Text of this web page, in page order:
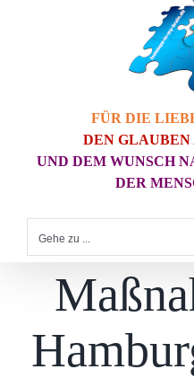
FÜR DIE
DEN
UND DEM WUNSCH
DER
Gehe zu ...